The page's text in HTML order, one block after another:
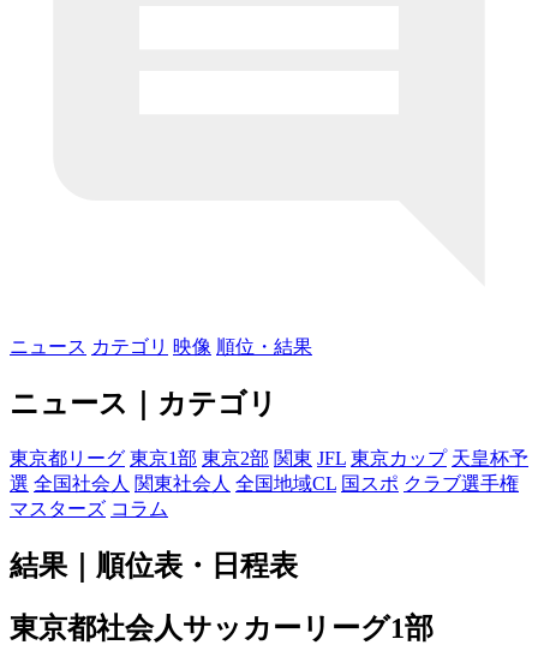
ニュース カテゴリ 映像 順位・結果
ニュース｜カテゴリ
東京都リーグ 東京1部 東京2部 関東 JFL 東京カップ 天皇杯予
選 全国社会人 関東社会人 全国地域CL 国スポ クラブ選手権
マスターズ コラム
結果｜順位表・日程表
東京都社会人サッカーリーグ1部